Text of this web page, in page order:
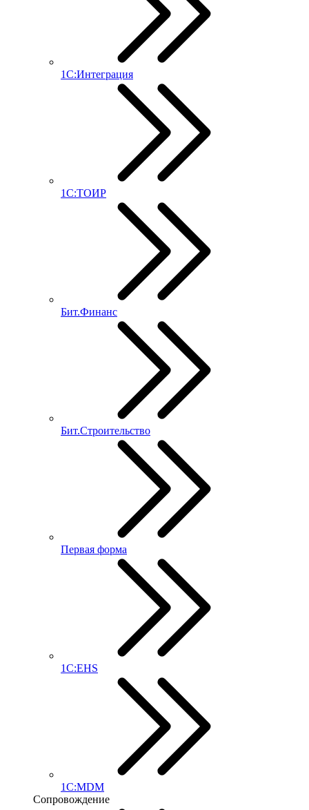
1С:Интеграция
1С:ТОИР
Бит.Финанс
Бит.Строительство
Первая форма
1С:EHS
1С:MDM
Сопровождение